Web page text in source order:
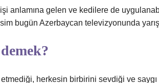
anlamına gelen ve kedilere de
bugün Azerbaycan televizyonunda
herkesin birbirini sevdiği ve